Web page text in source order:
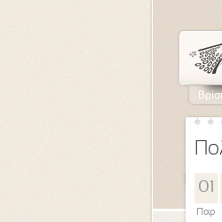
01
Παρ